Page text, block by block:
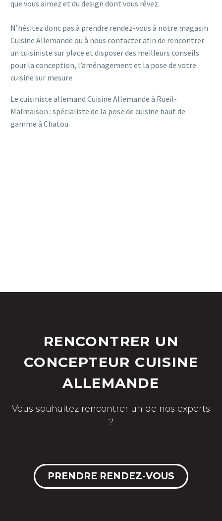
que vous aimez et du design dont vous rêvez.
N’hésitez donc pas à prendre rendez-vous à notre magasin
Cuisine Allemande ou à nous contacter afin de rencontrer
un cuisiniste sur place et disposer des meilleurs conseils
pour la conception, l’aménagement et la pose de votre
cuisine sur mesure.
Le cuisiniste allemand Cuisine Allemande à Rueil-
Malmaison : spécialiste de la pose de cuisine haut de
gamme à Chatou.
RENCONTRER UN
CONCEPTEUR CUISINE
ALLEMANDE
Vous souhaitez rencontrer un de nos experts
?
PRENDRE RENDEZ-VOUS